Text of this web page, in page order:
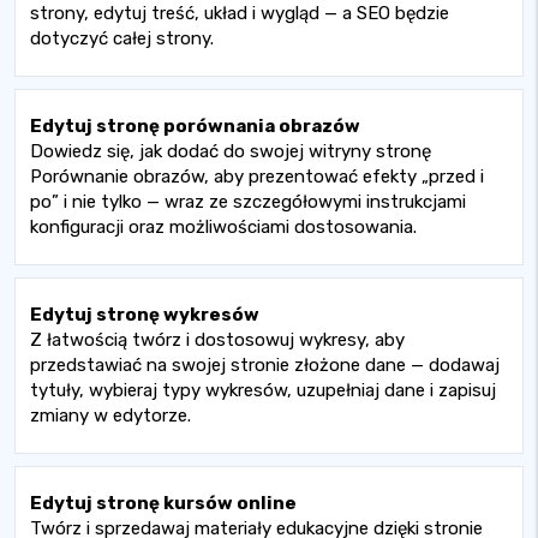
strony, edytuj treść, układ i wygląd — a SEO będzie
dotyczyć całej strony.
Edytuj stronę porównania obrazów
Dowiedz się, jak dodać do swojej witryny stronę
Porównanie obrazów, aby prezentować efekty „przed i
po” i nie tylko — wraz ze szczegółowymi instrukcjami
konfiguracji oraz możliwościami dostosowania.
Edytuj stronę wykresów
Z łatwością twórz i dostosowuj wykresy, aby
przedstawiać na swojej stronie złożone dane — dodawaj
tytuły, wybieraj typy wykresów, uzupełniaj dane i zapisuj
zmiany w edytorze.
Edytuj stronę kursów online
Twórz i sprzedawaj materiały edukacyjne dzięki stronie